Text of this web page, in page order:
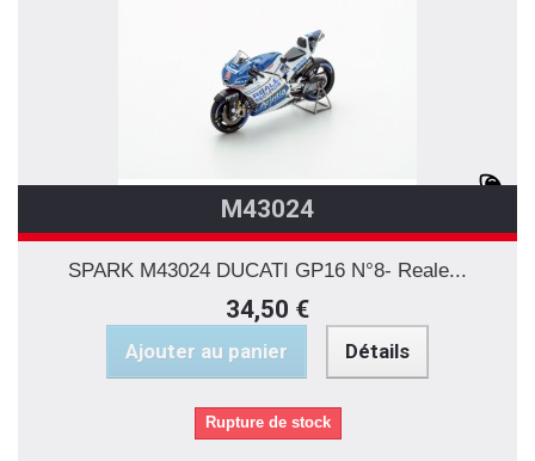
M43024
SPARK M43024 DUCATI GP16 N°8- Reale...
34,50 €
Ajouter au panier Détails
Rupture de stock